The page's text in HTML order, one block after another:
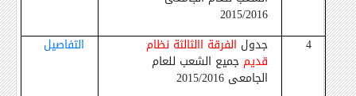
2015/2016
4 جدول الفرقة االثالثة نظام
قديمجميع الشعب للعام
الجامعى 2015/2016
التفاصيل